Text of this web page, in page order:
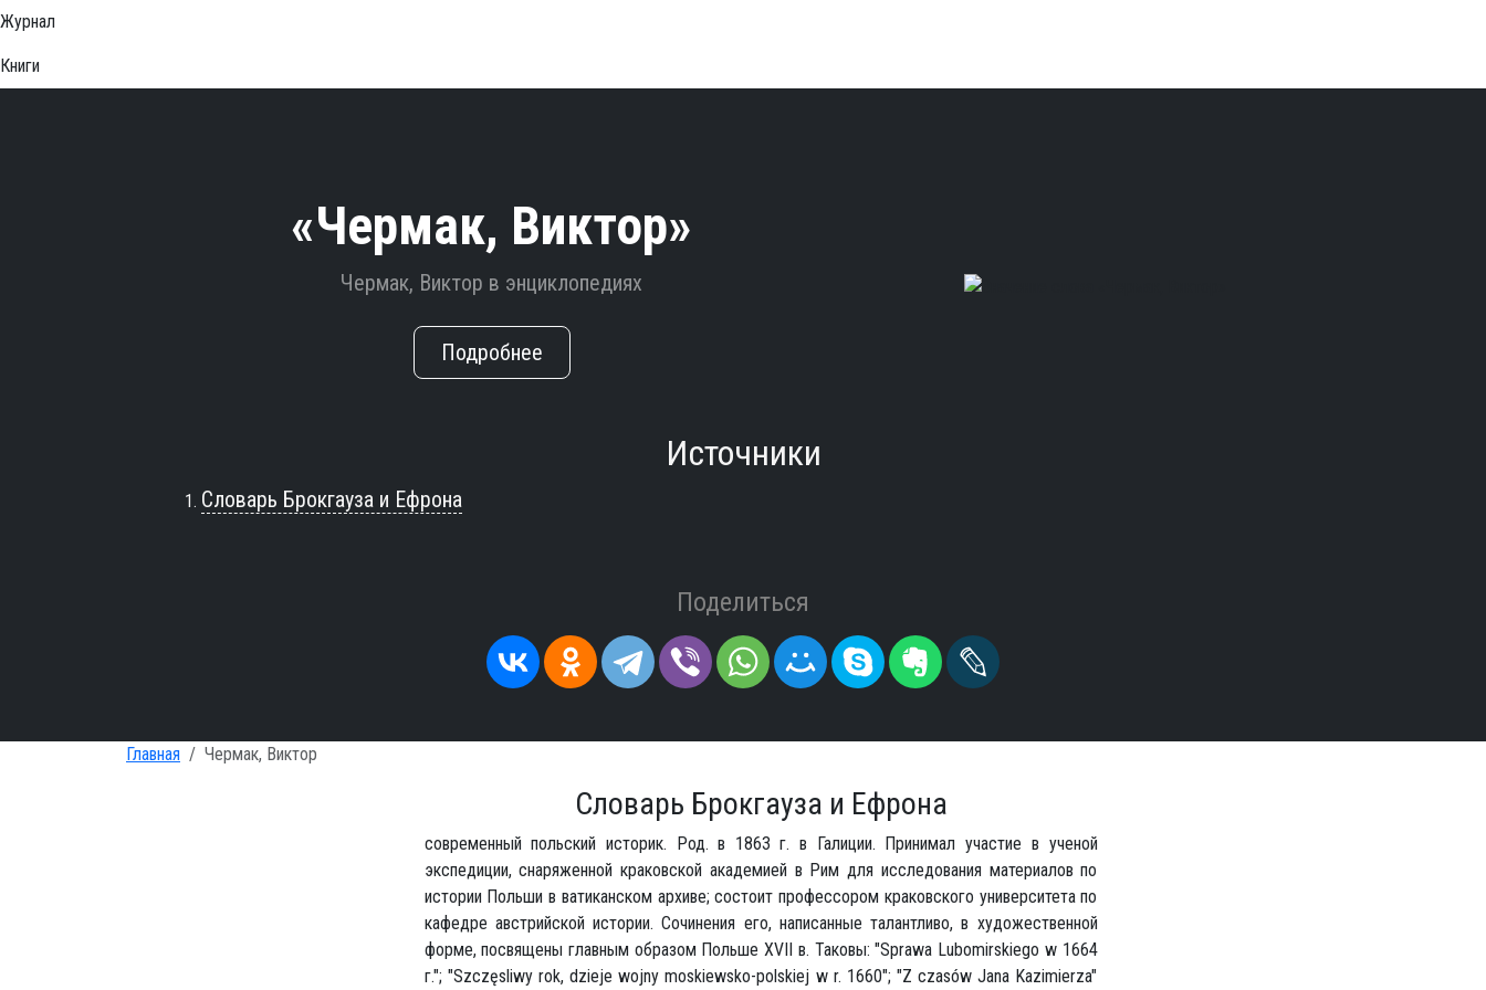
Журнал
Книги
«Чермак, Виктор»
Чермак, Виктор в энциклопедиях
Подробнее
Источники
Словарь Брокгауза и Ефрона
Поделиться
Главная Чермак, Виктор
Словарь Брокгауза и Ефрона
современный польский историк. Род. в 1863 г. в Галиции. Принимал участие в ученой
экспедиции, снаряженной краковской академией в Рим для исследования материалов по
истории Польши в ватиканском архиве; состоит профессором краковского университета по
кафедре австрийской истории. Сочинения его, написанные талантливо, в художественной
форме, посвящены главным образом Польше XVII в. Таковы: "Sprawa Lubomirskiego w 1664
г."; "Szczęsliwy rok, dzieje wojny moskiewsko-polskiej w r. 1660"; "Z czasów Jana Kazimierza"